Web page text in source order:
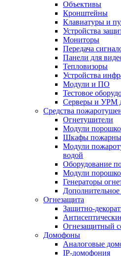
Объективы
Кронштейны
Клавиатуры и
Устройства
Мониторы
Передача
Панели для
Тепловизоры
Устройства
Модули и ПО
Тестовое
Серверы и УРМ
Средства
Огнетушители
Модули
Шкафы
Модули
водой
Оборудование
Модули
Генераторы
Огнезащита
Защитно-
Огнезащитный
Домофоны
Аналоговые
IP-домофония